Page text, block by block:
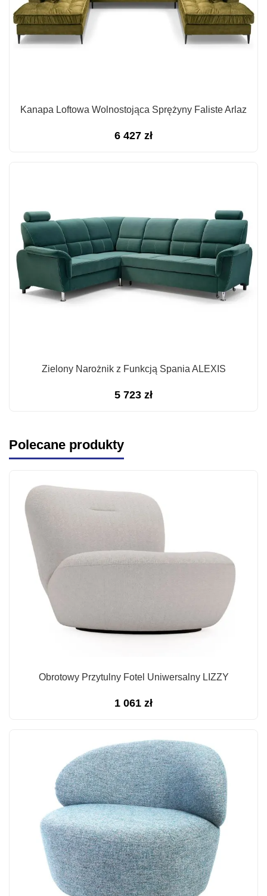
Kanapa Loftowa Wolnostojąca Sprężyny Faliste Arlaz
6 427 zł
Zielony Narożnik z Funkcją Spania ALEXIS
5 723 zł
Polecane produkty
Obrotowy Przytulny Fotel Uniwersalny LIZZY
1 061 zł